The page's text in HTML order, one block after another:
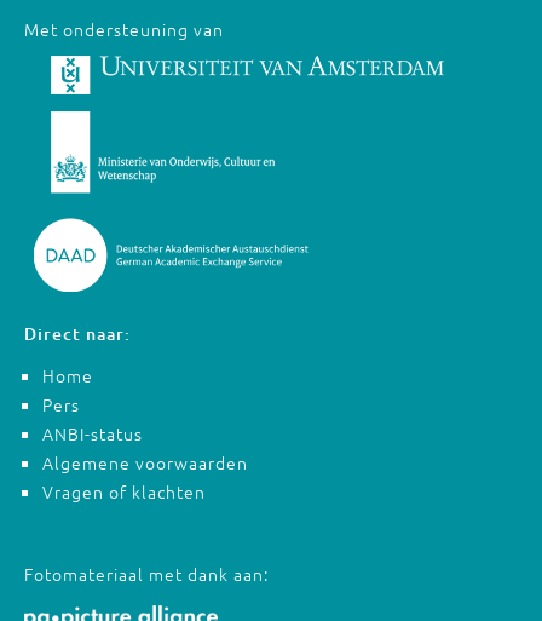
Met ondersteuning van
Direct naar:
Home
Pers
ANBI-status
Algemene voorwaarden
Vragen of klachten
Fotomateriaal met dank aan: